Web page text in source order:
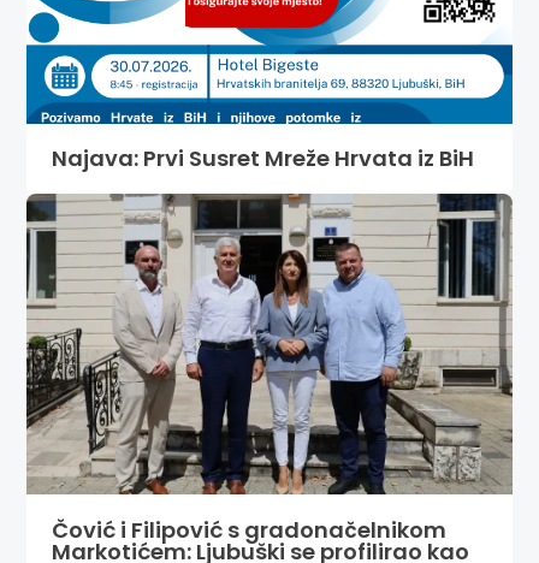
Najava: Prvi Susret Mreže Hrvata iz BiH
Čović i Filipović s gradonačelnikom
Markotićem: Ljubuški se profilirao kao